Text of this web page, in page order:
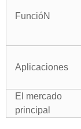
FuncióN
Aplicaciones
El mercado
principal